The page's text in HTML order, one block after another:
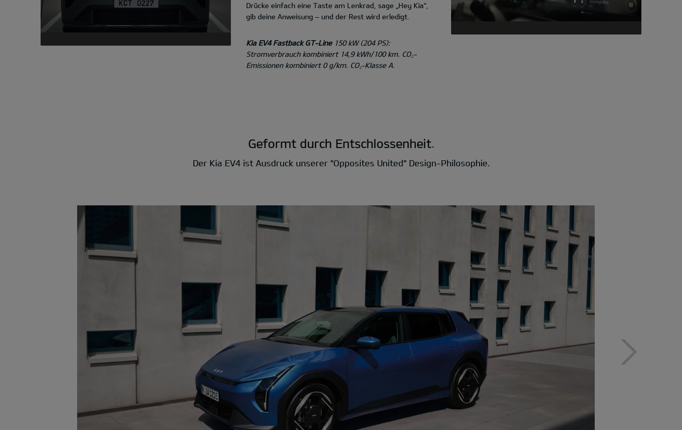
Drücke einfach eine Taste am Lenkrad, sage „Hey Kia“,
gib deine Anweisung – und der Rest wird erledigt.
Kia EV4 Fastback GT-Line150 kW (204 PS):
Stromverbrauch kombiniert 14,9 kWh/100 km. CO2-
Emissionen kombiniert 0 g/km. CO2-Klasse A.
Geformt durch Entschlossenheit.
Der Kia EV4 ist Ausdruck unserer "Opposites United" Design-Philosophie.